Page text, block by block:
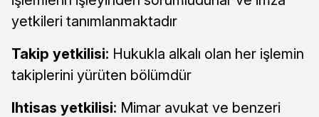
yetkileri tanımlanmaktadır
Takip yetkilisi: Hukukla alkalı olan her işlemin
takiplerini yürüten bölümdür
Ihtisas yetkilisi: Mimar avukat ve benzeri